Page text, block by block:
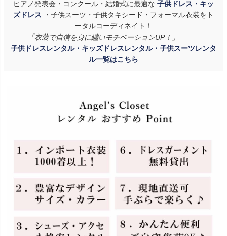
ピアノ発表会・コンクール・結婚式に最適な 子供ドレス・キッ
ズドレス
・子供スーツ・子供タキシード・フォーマル衣装をト
ータルコーディネイト！
「衣装で自信を身に纏いモチベーションUP！」
子供ドレスレンタル・キッズドレスレンタル・子供スーツレンタ
ル一覧はこちら